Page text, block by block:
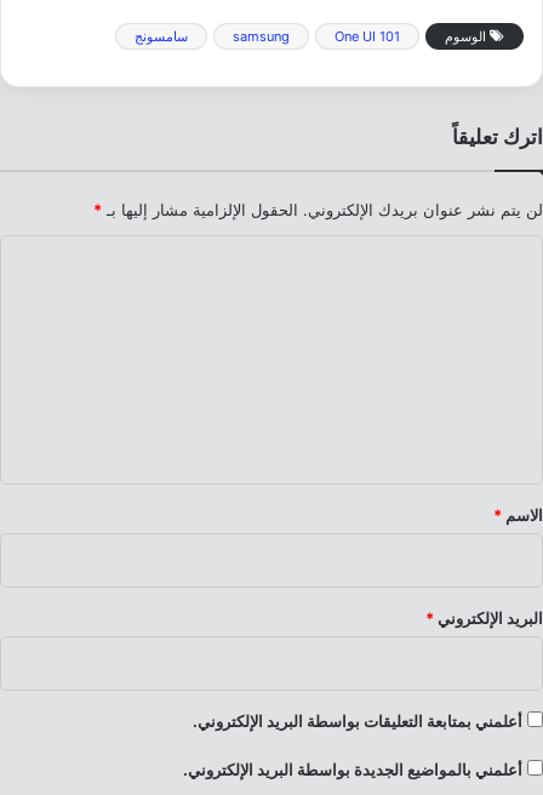
الوسوم One UI 101
samsung سامسونج
اترك تعليقاً
لن يتم نشر عنوان بريدك الإلكتروني. الحقول الإلزامية مشار إليها بـ *
*
الاسم *
البريد الإلكتروني *
أعلمني بمتابعة التعليقات بواسطة البريد الإلكتروني.
أعلمني بالمواضيع الجديدة بواسطة البريد الإلكتروني.